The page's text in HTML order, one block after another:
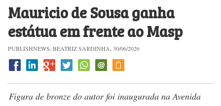
Mauricio de Sousa ganha
estátua em frente ao Masp
PUBLISHNEWS, BEATRIZ SARDINHA, 30/06/2026
Figura de bronze do autor foi inaugurada na Avenida